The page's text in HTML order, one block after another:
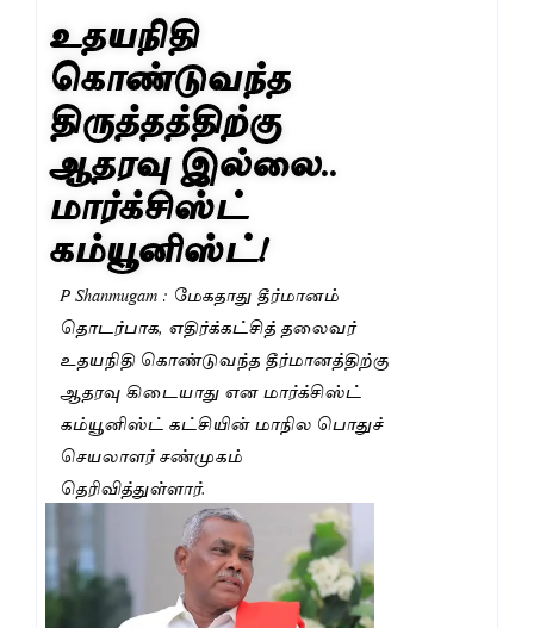
உதயநிதி
கொண்டுவந்த
திருத்தத்திற்கு
ஆதரவு இல்லை..
மார்க்சிஸ்ட்
கம்யூனிஸ்ட்!
P Shanmugam : மேகதாது தீர்மானம்
தொடர்பாக, எதிர்க்கட்சித் தலைவர்
உதயநிதி கொண்டுவந்த தீர்மானத்திற்கு
ஆதரவு கிடையாது என மார்க்சிஸ்ட்
கம்யூனிஸ்ட் கட்சியின் மாநில பொதுச்
செயலாளர் சண்முகம்
தெரிவித்துள்ளார்.